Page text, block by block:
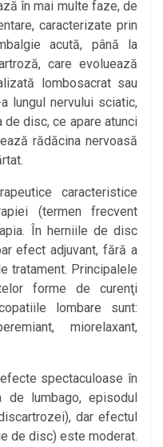
în mai multe faze, de
caracterizate prin
acută, până la
care evoluează
lombosacrat sau
lungul nervului sciatic,
disc, ce apare atunci
rădăcina nervoasă
caracteristice
(termen frecvent
În herniile de disc
efect adjuvant, fără a
tratament. Principalele
forme de curenţi
lombare sunt:
miorelaxant,
spectaculoase în
de lumbago, episodul
dar efectul
de disc) este moderat.